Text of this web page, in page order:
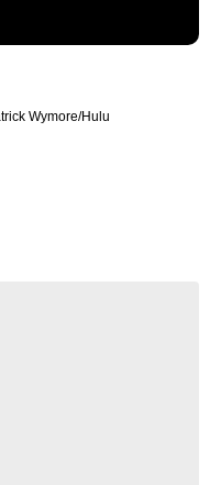
Wymore/Hulu